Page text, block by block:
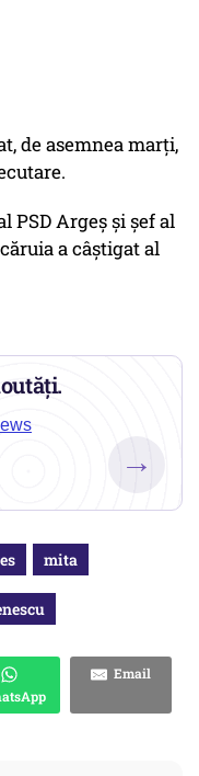
de asemnea marți,
PSD Argeș și șef al
a câștigat al
→
mita
Email